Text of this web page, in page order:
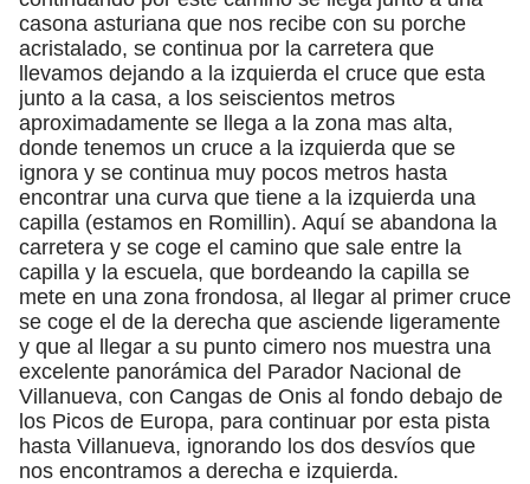
casona asturiana que nos recibe con su porche
acristalado, se continua por la carretera que
llevamos dejando a la izquierda el cruce que esta
junto a la casa, a los seiscientos metros
aproximadamente se llega a la zona mas alta,
donde tenemos un cruce a la izquierda que se
ignora y se continua muy pocos metros hasta
encontrar una curva que tiene a la izquierda una
capilla (estamos en Romillin). Aquí se abandona la
carretera y se coge el camino que sale entre la
capilla y la escuela, que bordeando la capilla se
mete en una zona frondosa, al llegar al primer cruce
se coge el de la derecha que asciende ligeramente
y que al llegar a su punto cimero nos muestra una
excelente panorámica del Parador Nacional de
Villanueva, con Cangas de Onis al fondo debajo de
los Picos de Europa, para continuar por esta pista
hasta Villanueva, ignorando los dos desvíos que
nos encontramos a derecha e izquierda.